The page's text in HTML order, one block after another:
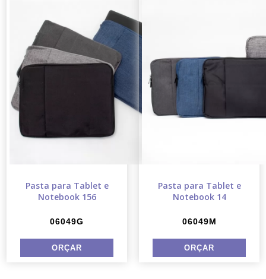
Pasta para Tablet e
Notebook 156
06049G
Pasta para Tablet e
Notebook 14
06049M